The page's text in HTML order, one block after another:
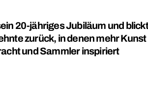
20-jähriges Jubiläum und blickt
zurück, in denen mehr Kunst
und Sammler inspiriert